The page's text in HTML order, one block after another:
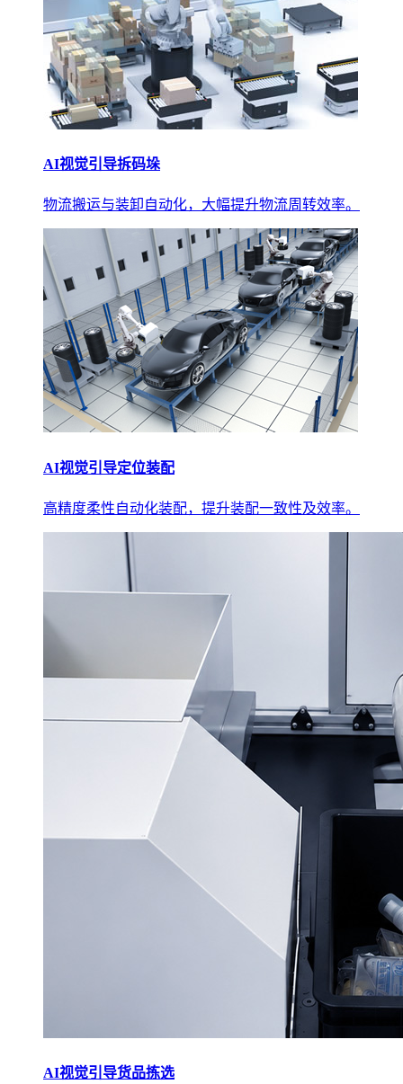
AI视觉引导拆码垛
物流搬运与装卸自动化，大幅提升物流周转效率。
AI视觉引导定位装配
高精度柔性自动化装配，提升装配一致性及效率。
AI视觉引导货品拣选